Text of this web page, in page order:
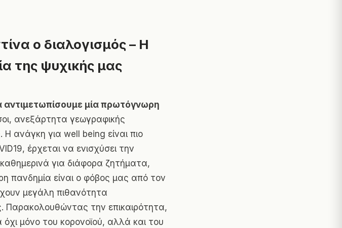
ο διαλογισμός – Η
της ψυχικής μας
μία πρωτόγνωρη
ανεξάρτητα γεωγραφικής
ανάγκη για well being είναι πιο
έρχεται να ενισχύσει την
για διάφορα ζητήματα,
πανδημία είναι ο φόβος μας από τον
μεγάλη πιθανότητα
Παρακολουθώντας την επικαιρότητα,
μόνο του κορονοϊού, αλλά και του